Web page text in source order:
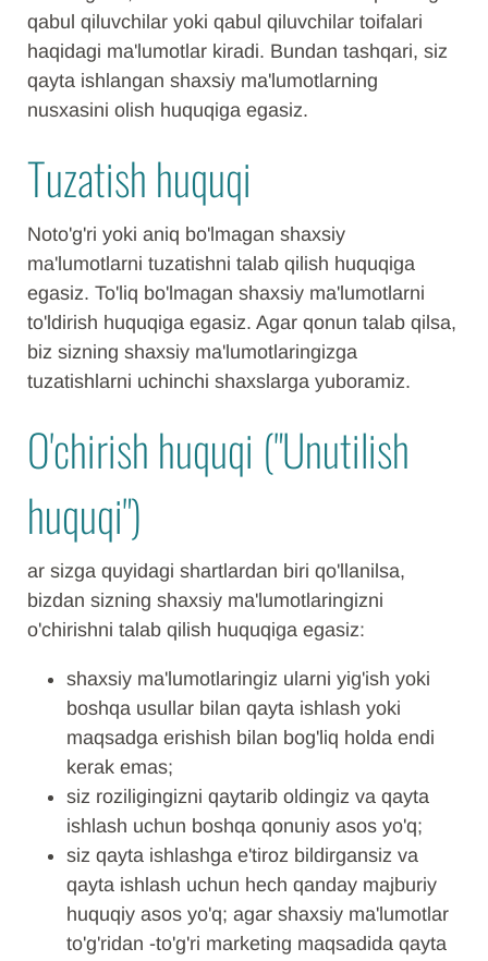
qabul qiluvchilar yoki qabul qiluvchilar toifalari
haqidagi ma'lumotlar kiradi. Bundan tashqari, siz
qayta ishlangan shaxsiy ma'lumotlarning
nusxasini olish huquqiga egasiz.
Tuzatish huquqi
Noto'g'ri yoki aniq bo'lmagan shaxsiy
ma'lumotlarni tuzatishni talab qilish huquqiga
egasiz. To'liq bo'lmagan shaxsiy ma'lumotlarni
to'ldirish huquqiga egasiz. Agar qonun talab qilsa,
biz sizning shaxsiy ma'lumotlaringizga
tuzatishlarni uchinchi shaxslarga yuboramiz.
O'chirish huquqi ("Unutilish
huquqi")
ar sizga quyidagi shartlardan biri qo'llanilsa,
bizdan sizning shaxsiy ma'lumotlaringizni
o'chirishni talab qilish huquqiga egasiz:
shaxsiy ma'lumotlaringiz ularni yig'ish yoki
boshqa usullar bilan qayta ishlash yoki
maqsadga erishish bilan bog'liq holda endi
kerak emas;
siz roziligingizni qaytarib oldingiz va qayta
ishlash uchun boshqa qonuniy asos yo'q;
siz qayta ishlashga e'tiroz bildirgansiz va
qayta ishlash uchun hech qanday majburiy
huquqiy asos yo'q; agar shaxsiy ma'lumotlar
to'g'ridan -to'g'ri marketing maqsadida qayta